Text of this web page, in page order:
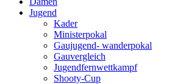
Jugend
Kader
Ministerpokal
Gaujugend- wanderpokal
Gauvergleich
Jugendfernwettkampf
Shooty-Cup